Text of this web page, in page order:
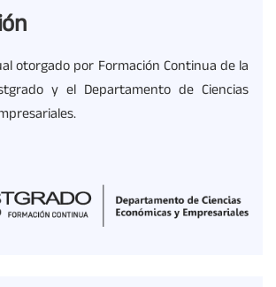
otorgado por Formación Continua de la
y el Departamento de Ciencias